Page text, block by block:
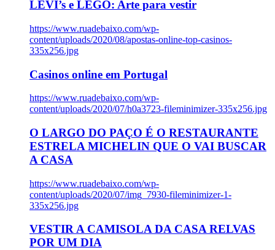
LEVI’s e LEGO: Arte para vestir
https://www.ruadebaixo.com/wp-
content/uploads/2020/08/apostas-online-top-casinos-
335x256.jpg
Casinos online em Portugal
https://www.ruadebaixo.com/wp-
content/uploads/2020/07/h0a3723-fileminimizer-335x256.jpg
O LARGO DO PAÇO É O RESTAURANTE
ESTRELA MICHELIN QUE O VAI BUSCAR
A CASA
https://www.ruadebaixo.com/wp-
content/uploads/2020/07/img_7930-fileminimizer-1-
335x256.jpg
VESTIR A CAMISOLA DA CASA RELVAS
POR UM DIA